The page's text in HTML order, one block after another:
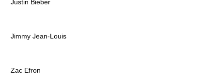
Justin Bieber
Jimmy Jean-Louis
Zac Efron